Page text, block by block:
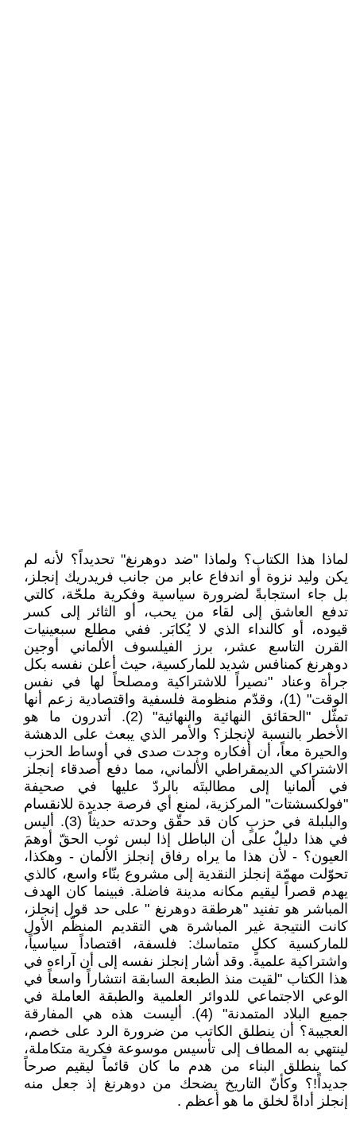
لماذا هذا الكتاب؟ ولماذا "ضد دوهرنغ" تحديداً؟ لأنه لم
يكن وليد نزوة أو اندفاع عابر من جانب فريدريك إنجلز،
بل جاء استجابةً لضرورة سياسية وفكرية ملحّة، كالتي
تدفع العاشق إلى لقاء من يحب، أو الثائر إلى كسر
قيوده، أو كالنداء الذي لا يُكابَر. ففي مطلع سبعينيات
القرن التاسع عشر، برز الفيلسوف الألماني أوجين
دوهرنغ كمنافس شديد للماركسية، حيث أعلن نفسه بكل
جرأة وعناد "نصيراً للاشتراكية ومصلحاً لها في نفس
الوقت" (1)، وقدّم منظومة فلسفية واقتصادية زعم أنها
تمثّل "الحقائق النهائية والنهائية" (2). أتدرون ما هو
الأخطر بالنسبة لإنجلز؟ والأمر الذي يبعث على الدهشة
والحيرة معاً، أن أفكاره وجدت صدى في أوساط الحزب
الاشتراكي الديمقراطي الألماني، مما دفع أصدقاء إنجلز
في ألمانيا إلى مطالبتَه بالردّ عليها في صحيفة
"فولكسشتات" المركزية، لمنع أي فرصة جديدة للانقسام
والبلبلة في حزبٍ كان قد حقّق وحدته حديثاً (3). أليس
في هذا دليلٌ على أن الباطل إذا لبس ثوب الحقّ أوهمَ
العيون؟ - لأن هذا ما يراه رفاق إنجلز الألمان - وهكذا،
تحوّلت مهمّة إنجلز النقدية إلى مشروع بنّاء واسع، كالذي
يهدم قصراً ليقيم مكانه مدينة فاضلة. فبينما كان الهدف
المباشر هو تفنيد "هرطقة دوهرنغ " على حد قول إنجلز،
كانت النتيجة غير المباشرة هي التقديم المنظّم الأول
للماركسية ككلٍ متماسك: فلسفة، اقتصاداً سياسياً،
واشتراكية علمية. وقد أشار إنجلز نفسه إلى أن آراءه في
هذا الكتاب "لقيت منذ الطبعة السابقة انتشاراً واسعاً في
الوعي الاجتماعي للدوائر العلمية والطبقة العاملة في
جميع البلاد المتمدنة" (4). أليست هذه هي المفارقة
العجيبة؟ أن ينطلق الكاتب من ضرورة الرد على خصم،
لينتهي به المطاف إلى تأسيس موسوعة فكرية متكاملة،
كما ينطلق البناء من هدم ما كان قائماً ليقيم صرحاً
جديداً!؟ وكأنّ التاريخ يضحك من دوهرنغ إذ جعل منه
إنجلز أداةً لخلق ما هو أعظم .